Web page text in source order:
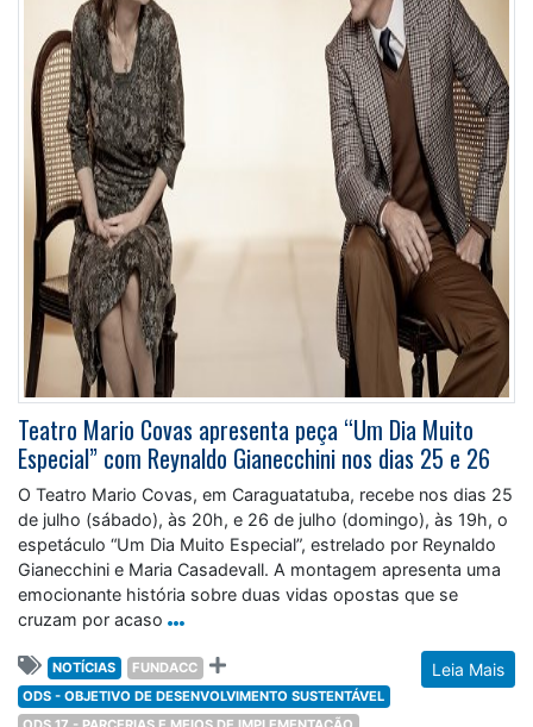
Teatro Mario Covas apresenta peça “Um Dia Muito
Especial” com Reynaldo Gianecchini nos dias 25 e 26
O Teatro Mario Covas, em Caraguatatuba, recebe nos dias 25
de julho (sábado), às 20h, e 26 de julho (domingo), às 19h, o
espetáculo “Um Dia Muito Especial”, estrelado por Reynaldo
Gianecchini e Maria Casadevall. A montagem apresenta uma
emocionante história sobre duas vidas opostas que se
cruzam por acaso
Leia Mais
NOTÍCIAS
FUNDACC
ODS - OBJETIVO DE DESENVOLVIMENTO SUSTENTÁVEL